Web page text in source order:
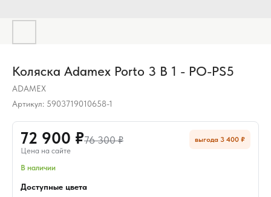
Коляска Adamex Porto 3 В 1 - PO-PS5
ADAMEX
Артикул: 5903719010658-1
72 900 ₽76 300 ₽
Цена на сайте
выгода 3 400 ₽
В наличии
Доступные цвета